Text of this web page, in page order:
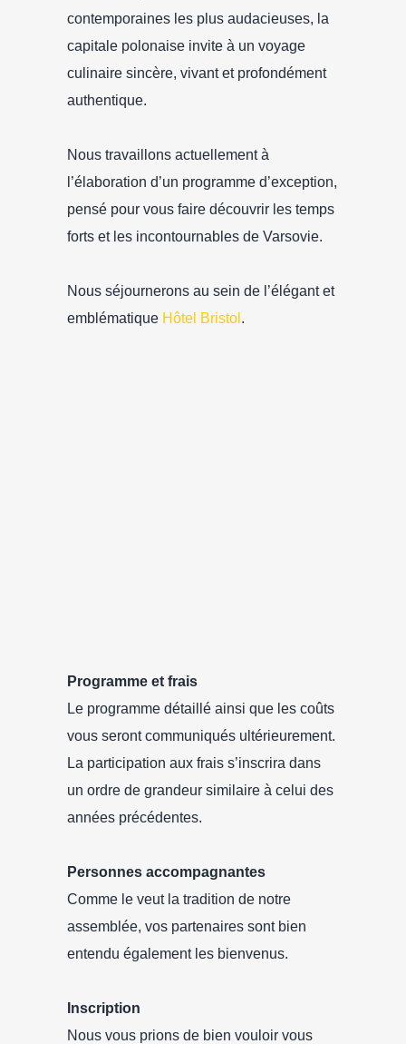
contemporaines les plus audacieuses, la
capitale polonaise invite à un voyage
culinaire sincère, vivant et profondément
authentique.
Nous travaillons actuellement à
l’élaboration d’un programme d’exception,
pensé pour vous faire découvrir les temps
forts et les incontournables de Varsovie.
Nous séjournerons au sein de l’élégant et
emblématique Hôtel Bristol .
Programme et frais
Le programme détaillé ainsi que les coûts
vous seront communiqués ultérieurement.
La participation aux frais s’inscrira dans
un ordre de grandeur similaire à celui des
années précédentes.
Personnes accompagnantes
Comme le veut la tradition de notre
assemblée, vos partenaires sont bien
entendu également les bienvenus.
Inscription
Nous vous prions de bien vouloir vous